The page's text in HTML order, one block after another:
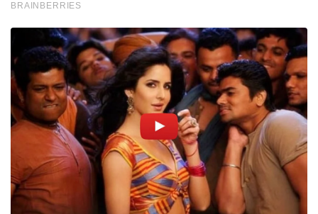
BRAINBERRIES